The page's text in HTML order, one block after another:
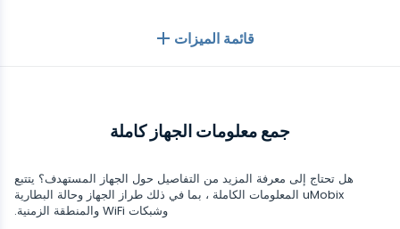
قائمة الميزات
سجلات المكالمات
رسائل نصية
تطبيقات المراسلة
تطبيقات المراسلة
WhatsApp
وسائل التواصل الاجتماعي
جمع معلومات الجهاز كاملة
هل تحتاج إلى معرفة المزيد من التفاصيل حول الجهاز المستهدف؟ يتتبع
uMobix المعلومات الكاملة ، بما في ذلك طراز الجهاز وحالة البطارية
وشبكات WiFi والمنطقة الزمنية.